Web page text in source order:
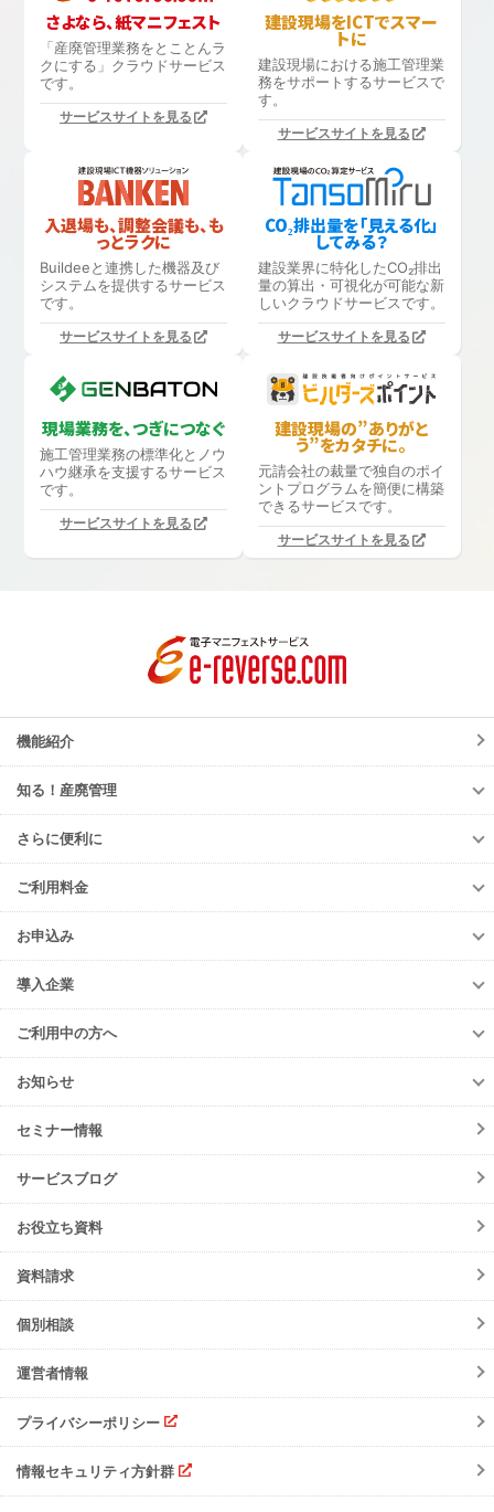
さよなら、紙マニフェスト
「産廃管理業務をとことんラ
クにする」 クラウドサービス
です。
サービスサイトを見る
建設現場をICTでスマー
トに
建設現場における施工管理業
務をサポートするサービスで
す。
サービスサイトを見る
入退場も、調整会議も、も
っとラクに
Buildeeと連携した機器及び
システムを提供するサービス
です。
サービスサイトを見る
CO₂排出量を「見える化」
してみる？
建設業界に特化したCO₂排出
量の算出・可視化が可能な新
しいクラウドサービスです。
サービスサイトを見る
現場業務を、つぎにつなぐ
施工管理業務の標準化と ノウ
ハウ継承を支援するサービス
です。
サービスサイトを見る
建設現場の”ありがと
う”をカタチに。
元請会社の裁量で独自のポイ
ントプログラムを簡便に構築
できるサービスです。
サービスサイトを見る
機能紹介
知る！産廃管理
知る！産廃管理
初級編
中級編
上級編
さらに便利に
さらに便利に
TansoMiru産廃
多量排出行政報告支援サービス
再生資源利用促進支援サービス
er-contract
遠隔承認モデル
JWNETデータ取込機能
パッケージソフト
ご利用料金
ご利用料金
排出事業者様
収集運搬・
お申込み
お申込み
e-reverse.com
TansoMiru産廃
多量排出行政報告支援サービス
er-contract
再生資源利用促進支援サービス
導入企業
導入企業
収集運搬業者・
排出事業者一覧
導入事例一覧
ご利用中の方へ
ご利用中の方へ
各種お手続き
ご登録情報変更
初期設定方法
動作環境
会員規約
サービスの可用性とセキュリティ
よくあるご質問
注意事項
お知らせ
お知らせ
ニュースリリース
メンテナンス
障害情報
機能リリース
イベント
セミナー情報
サービスブログ
お役立ち資料
資料請求
個別相談
運営者情報
プライバシーポリシー
情報セキュリティ方針群